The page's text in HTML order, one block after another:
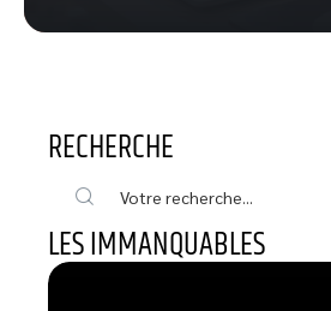
RECHERCHE
LES IMMANQUABLES